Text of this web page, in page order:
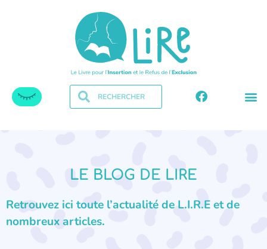
LE BLOG DE LIRE
Retrouvez ici toute l’actualité de L.I.R.E et de
nombreux articles.